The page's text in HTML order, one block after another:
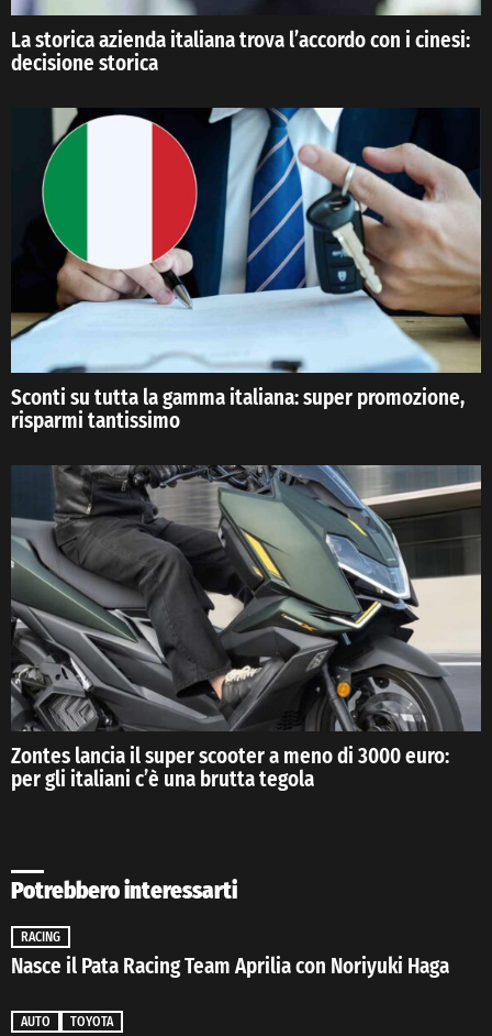
La storica azienda italiana trova l’accordo con i cinesi:
decisione storica
Sconti su tutta la gamma italiana: super promozione,
risparmi tantissimo
Zontes lancia il super scooter a meno di 3000 euro:
per gli italiani c’è una brutta tegola
Potrebbero interessarti
RACING
Nasce il Pata Racing Team Aprilia con Noriyuki Haga
AUTO TOYOTA